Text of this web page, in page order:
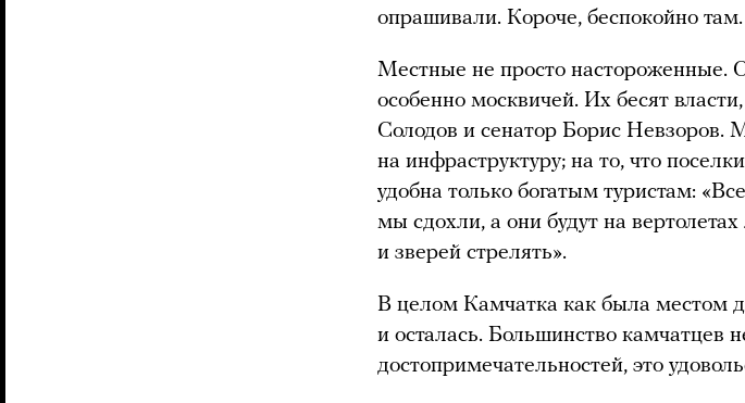
опрашивали. Короче, беспокойно там.
Местные не просто настороженные.
особенно москвичей. Их бесят
Солодов и сенатор Борис Невзоров.
на инфраструктуру; на то, что
удобна только богатым туристам:
мы сдохли, а они будут на
и зверей стрелять».
В целом Камчатка как была местом
и осталась. Большинство камчатцев
достопримечательностей, это